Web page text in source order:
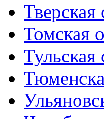
Тверская
Томская
Тульская